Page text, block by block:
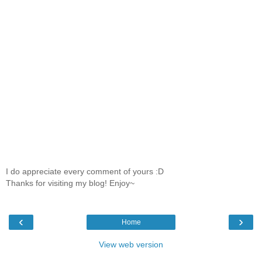
I do appreciate every comment of yours :D
Thanks for visiting my blog! Enjoy~
‹ ›
Home
View web version